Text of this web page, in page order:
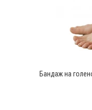
Бандаж на